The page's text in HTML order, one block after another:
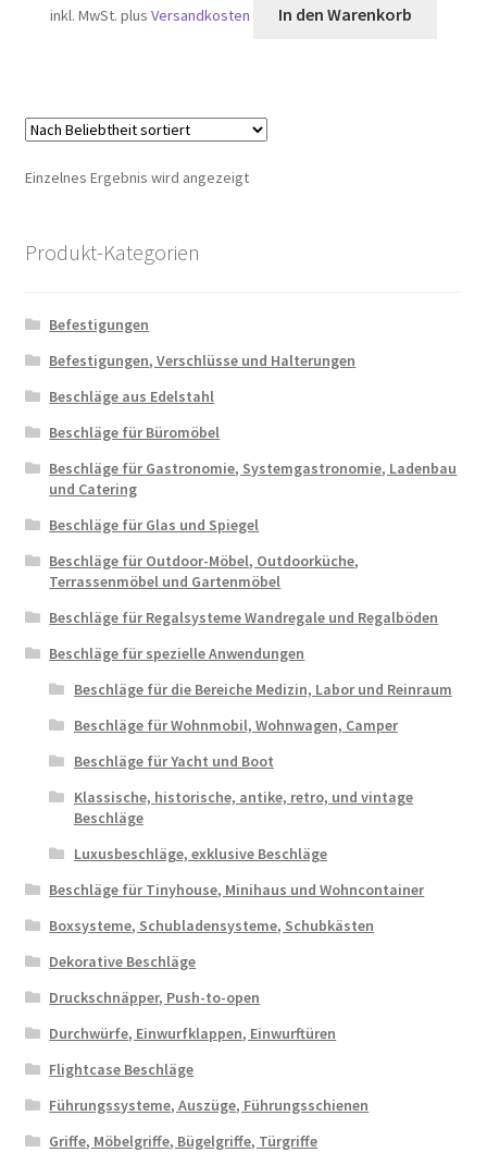
inkl. MwSt. plusVersandkosten In den Warenkorb
Einzelnes Ergebnis wird angezeigt
Produkt-Kategorien
Befestigungen
Befestigungen, Verschlüsse und Halterungen
Beschläge aus Edelstahl
Beschläge für Büromöbel
Beschläge für Gastronomie, Systemgastronomie, Ladenbau
und Catering
Beschläge für Glas und Spiegel
Beschläge für Outdoor-Möbel, Outdoorküche,
Terrassenmöbel und Gartenmöbel
Beschläge für Regalsysteme Wandregale und Regalböden
Beschläge für spezielle Anwendungen
Beschläge für die Bereiche Medizin, Labor und Reinraum
Beschläge für Wohnmobil, Wohnwagen, Camper
Beschläge für Yacht und Boot
Klassische, historische, antike, retro, und vintage
Beschläge
Luxusbeschläge, exklusive Beschläge
Beschläge für Tinyhouse, Minihaus und Wohncontainer
Boxsysteme, Schubladensysteme, Schubkästen
Dekorative Beschläge
Druckschnäpper, Push-to-open
Durchwürfe, Einwurfklappen, Einwurftüren
Flightcase Beschläge
Führungssysteme, Auszüge, Führungsschienen
Griffe, Möbelgriffe, Bügelgriffe, Türgriffe